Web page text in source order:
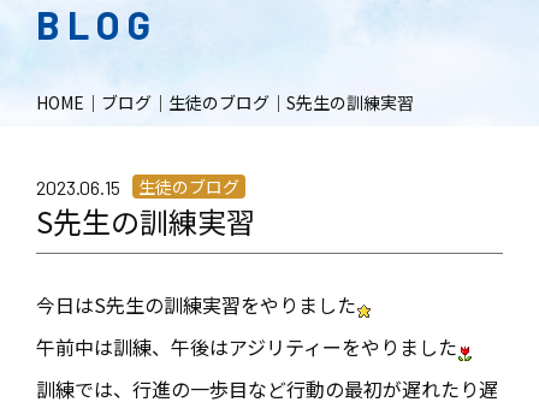
BLOG
HOME ｜ ブログ ｜ 生徒のブログ ｜ S先生の訓練実習
2023.06.15 生徒のブログ
S先生の訓練実習
今日はS先生の訓練実習をやりました
午前中は訓練、午後はアジリティーをやりました
訓練では、行進の一歩目など行動の最初が遅れたり遅